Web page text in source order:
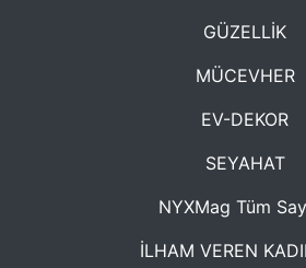
GÜZELLİK
MÜCEVHER
EV-DEKOR
SEYAHAT
NYXMag Tüm
İLHAM VEREN